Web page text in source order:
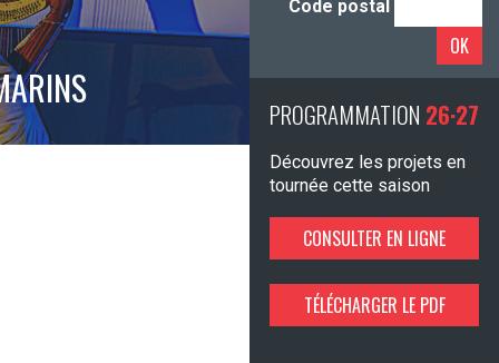
Code postal
OK
PROGRAMMATION 26·27
Découvrez les projets en
tournée cette saison
CONSULTER EN LIGNE
TÉLÉCHARGER LE PDF